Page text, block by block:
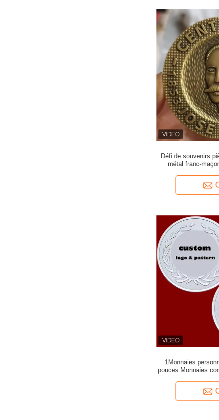
Défi de souvenirs
métal franc-
1Monnaies
pouces Monnaies